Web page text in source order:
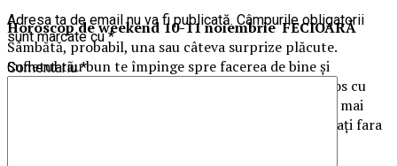
Horoscop de weekend 10-11 noiembrie FECIOARĂ
Sâmbătă, probabil, una sau câteva surprize plăcute.
Sufletul tău bun te împinge spre facerea de bine şi
ajutorarea prietenilor. Este şi aşa bine, dar fii generos cu
cine merită. Duminică, norocul îţi este prietenul cel mai
bun, care te ajuta să treci peste obstacole si dificultaţi fara
Adresa ta de email nu va fi publicată. Câmpurile obligatorii
sunt marcate cu*
Comentariu*